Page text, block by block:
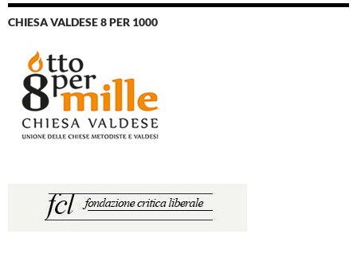
CHIESA VALDESE 8 PER 1000